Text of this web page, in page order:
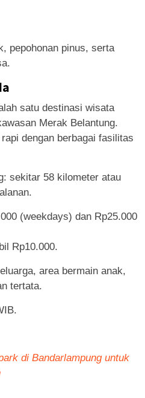
pepohonan pinus, serta
satu destinasi wisata
Merak Belantung.
dengan berbagai fasilitas
sekitar 58 kilometer atau
(weekdays) dan Rp25.000
Rp10.000.
area bermain anak,
tertata.
di Bandarlampung untuk